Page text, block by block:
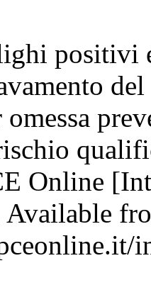
omessa
Online